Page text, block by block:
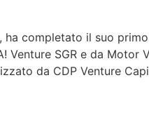
ha completato il suo
Venture SGR e da Motor
da CDP Venture